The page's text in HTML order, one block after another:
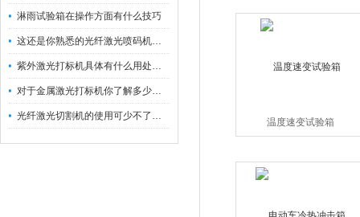
淋雨试验箱在操作方面有什么技巧
这还是你熟悉的光纤激光喷码机吗？
紫外激光打标机具体有什么用处呢？
对于金属激光打标机你了解多少呢？
光纤激光切割机的使用可少不了以下步骤
温度速变试验箱